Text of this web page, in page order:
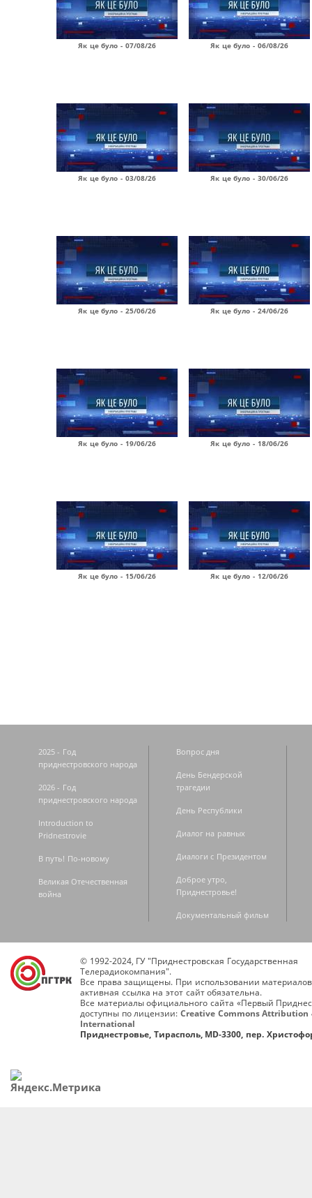
Як це було - 07/08/26 Як це було - 06/08/26
Як це було - 03/08/26 Як це було - 30/06/26
Як це було - 25/06/26 Як це було - 24/06/26
Як це було - 19/06/26 Як це було - 18/06/26
Як це було - 15/06/26 Як це було - 12/06/26
2025 - Год
приднестровского народа
2026 - Год
приднестровского народа
Introduction to
Pridnestrovie
В путь! По-новому
Великая Отечественная
война
Вопрос дня
День Бендерской
трагедии
День Республики
Диалог на равных
Диалоги с Президентом
Доброе утро,
Приднестровье!
Документальный фильм
© 1992-2024, ГУ "Приднестровская Государственная
Телерадиокомпания".
Все права защищены. При использовании
активная ссылка на этот сайт обязательна.
Все материалы официального сайта «Первый
доступны по лицензии: Creative Commons Attribution
International
Приднестровье, Тирасполь, MD-3300, пер.